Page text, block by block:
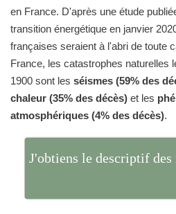
en France. D'après une étude
transition énergétique en janvier
françaises seraient à l'abri de toute
France, les catastrophes naturelles
1900 sont les séismes (59% des
chaleur (35% des décès) et les
atmosphériques (4% des décès).
J'obtiens le descriptif